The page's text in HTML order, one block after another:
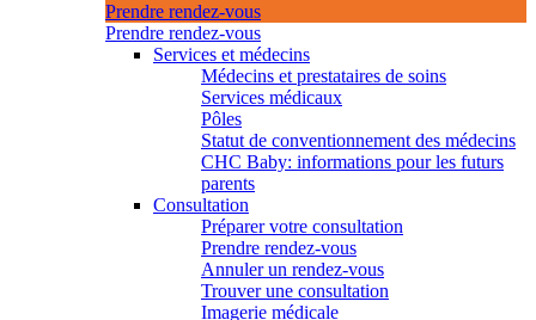
Prendre rendez-vous
Prendre rendez-vous
Services et médecins
Médecins et prestataires de soins
Services médicaux
Pôles
Statut de conventionnement des médecins
CHC Baby: informations pour les futurs
parents
Consultation
Préparer votre consultation
Prendre rendez-vous
Annuler un rendez-vous
Trouver une consultation
Imagerie médicale